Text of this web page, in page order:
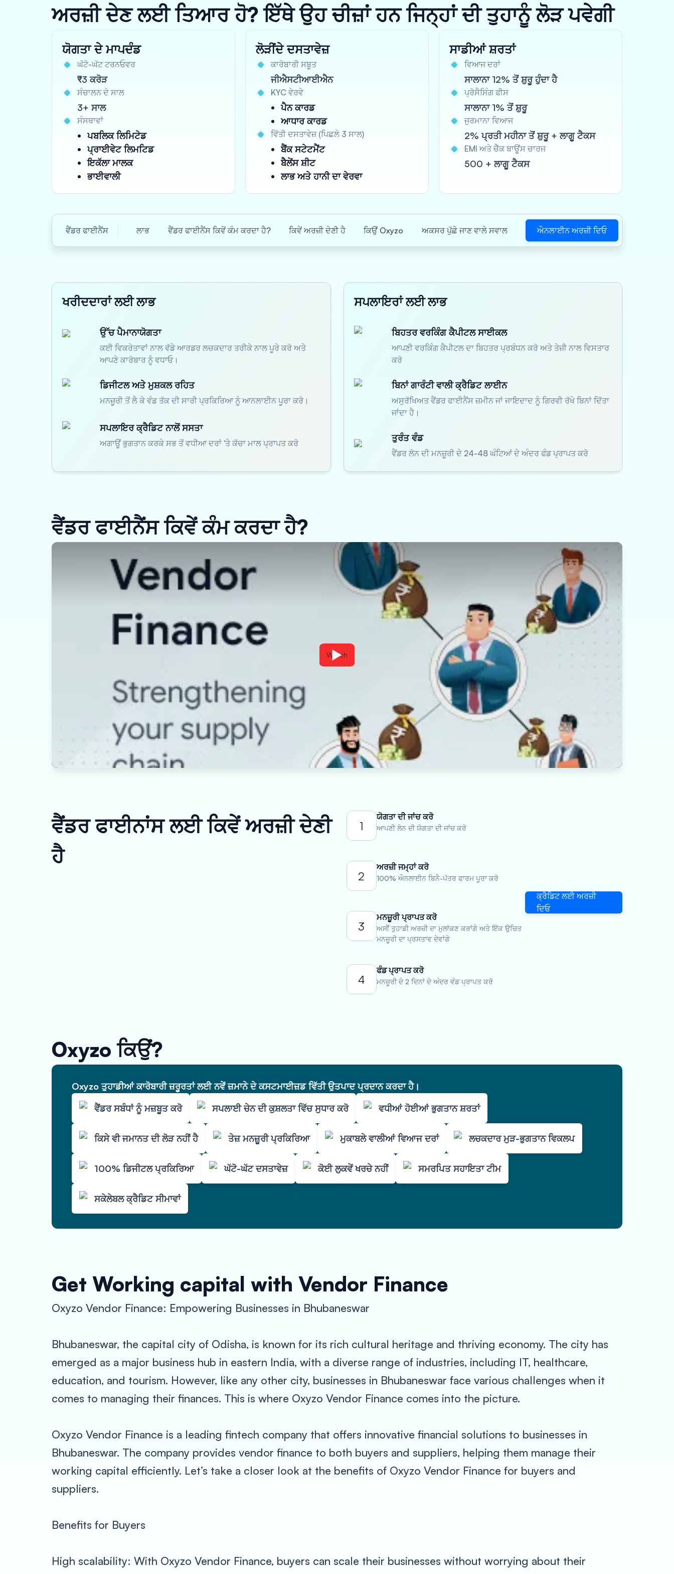
ਅਰਜ਼ੀ ਦੇਣ ਲਈ ਤਿਆਰ ਹੋ? ਇੱਥੇ ਉਹ ਚੀਜ਼ਾਂ ਹਨ ਜਿਨ੍ਹਾਂ ਦੀ ਤੁਹਾਨੂੰ ਲੋੜ ਪਵੇਗੀ
ਯੋਗਤਾ ਦੇ ਮਾਪਦੰਡ
ਘੱਟੋ-ਘੱਟ ਟਰਨਓਵਰ
₹3 ਕਰੋੜ
ਸੰਚਾਲਨ ਦੇ ਸਾਲ
3+ ਸਾਲ
ਸੰਸਥਾਵਾਂ
ਪਬਲਿਕ ਲਿਮਿਟੇਡ
ਪ੍ਰਾਈਵੇਟ ਲਿਮਟਿਡ
ਇਕੱਲਾ ਮਾਲਕ
ਭਾਈਵਾਲੀ
ਲੋੜੀਂਦੇ ਦਸਤਾਵੇਜ਼
ਕਾਰੋਬਾਰੀ ਸਬੂਤ
ਜੀਐਸਟੀਆਈਐਨ
KYC ਵੇਰਵੇ
ਪੈਨ ਕਾਰਡ
ਆਧਾਰ ਕਾਰਡ
ਵਿੱਤੀ ਦਸਤਾਵੇਜ਼ (ਪਿਛਲੇ 3 ਸਾਲ)
ਬੈਂਕ ਸਟੇਟਮੈਂਟ
ਬੈਲੇਂਸ ਸ਼ੀਟ
ਲਾਭ ਅਤੇ ਹਾਨੀ ਦਾ ਵੇਰਵਾ
ਸਾਡੀਆਂ ਸ਼ਰਤਾਂ
ਵਿਆਜ ਦਰਾਂ
ਸਾਲਾਨਾ 12% ਤੋਂ ਸ਼ੁਰੂ ਹੁੰਦਾ ਹੈ
ਪ੍ਰੋਸੈਸਿੰਗ ਫੀਸ
ਸਾਲਾਨਾ 1% ਤੋਂ ਸ਼ੁਰੂ
ਜੁਰਮਾਨਾ ਵਿਆਜ
2% ਪ੍ਰਤੀ ਮਹੀਨਾ ਤੋਂ ਸ਼ੁਰੂ + ਲਾਗੂ ਟੈਕਸ
EMI ਅਤੇ ਚੈੱਕ ਬਾਊਂਸ ਚਾਰਜ
500 + ਲਾਗੂ ਟੈਕਸ
ਵੈਂਡਰ ਫਾਈਨੈਂਸ ਲਾਭ ਵੈਂਡਰ ਫਾਈਨੈਂਸ ਕਿਵੇਂ ਕੰਮ ਕਰਦਾ ਹੈ? ਕਿਵੇਂ ਅਰਜ਼ੀ ਦੇਣੀ ਹੈ ਕਿਉਂ Oxyzo ਅਕਸਰ ਪੁੱਛੇ ਜਾਣ ਵਾਲੇ ਸਵਾਲ ਔਨਲਾਈਨ ਅਰਜ਼ੀ ਦਿਓ
ਖਰੀਦਦਾਰਾਂ ਲਈ ਲਾਭ
ਉੱਚ ਪੈਮਾਨਾਯੋਗਤਾ
ਕਈ ਵਿਕਰੇਤਾਵਾਂ ਨਾਲ ਵੱਡੇ ਆਰਡਰ ਲਚਕਦਾਰ ਤਰੀਕੇ ਨਾਲ ਪੂਰੇ ਕਰੋ ਅਤੇ
ਆਪਣੇ ਕਾਰੋਬਾਰ ਨੂੰ ਵਧਾਓ।
ਡਿਜੀਟਲ ਅਤੇ ਮੁਸ਼ਕਲ ਰਹਿਤ
ਮਨਜ਼ੂਰੀ ਤੋਂ ਲੈ ਕੇ ਵੰਡ ਤੱਕ ਦੀ ਸਾਰੀ ਪ੍ਰਕਿਰਿਆ ਨੂੰ ਆਨਲਾਈਨ ਪੂਰਾ ਕਰੋ।
ਸਪਲਾਇਰ ਕ੍ਰੈਡਿਟ ਨਾਲੋਂ ਸਸਤਾ
ਅਗਾਊਂ ਭੁਗਤਾਨ ਕਰਕੇ ਸਭ ਤੋਂ ਵਧੀਆ ਦਰਾਂ 'ਤੇ ਕੱਚਾ ਮਾਲ ਪ੍ਰਾਪਤ ਕਰੋ
ਸਪਲਾਇਰਾਂ ਲਈ ਲਾਭ
ਬਿਹਤਰ ਵਰਕਿੰਗ ਕੈਪੀਟਲ ਸਾਈਕਲ
ਆਪਣੀ ਵਰਕਿੰਗ ਕੈਪੀਟਲ ਦਾ ਬਿਹਤਰ ਪ੍ਰਬੰਧਨ ਕਰੋ ਅਤੇ ਤੇਜ਼ੀ ਨਾਲ ਵਿਸਤਾਰ
ਕਰੋ
ਬਿਨਾਂ ਗਾਰੰਟੀ ਵਾਲੀ ਕ੍ਰੈਡਿਟ ਲਾਈਨ
ਅਸੁਰੱਖਿਅਤ ਵੈਂਡਰ ਫਾਈਨੈਂਸ ਜ਼ਮੀਨ ਜਾਂ ਜਾਇਦਾਦ ਨੂੰ ਗਿਰਵੀ ਰੱਖੇ ਬਿਨਾਂ ਦਿੱਤਾ
ਜਾਂਦਾ ਹੈ।
ਤੁਰੰਤ ਵੰਡ
ਵੈਂਡਰ ਲੋਨ ਦੀ ਮਨਜ਼ੂਰੀ ਦੇ 24-48 ਘੰਟਿਆਂ ਦੇ ਅੰਦਰ ਫੰਡ ਪ੍ਰਾਪਤ ਕਰੋ
ਵੈਂਡਰ ਫਾਈਨੈਂਸ ਕਿਵੇਂ ਕੰਮ ਕਰਦਾ ਹੈ?
Watch
ਵੈਂਡਰ ਫਾਈਨਾਂਸ ਲਈ ਕਿਵੇਂ ਅਰਜ਼ੀ ਦੇਣੀ
ਹੈ
1
ਯੋਗਤਾ ਦੀ ਜਾਂਚ ਕਰੋ
ਆਪਣੀ ਲੋਨ ਦੀ ਯੋਗਤਾ ਦੀ ਜਾਂਚ ਕਰੋ
2
ਅਰਜ਼ੀ ਜਮ੍ਹਾਂ ਕਰੋ
100% ਔਨਲਾਈਨ ਬਿਨੈ-ਪੱਤਰ ਫਾਰਮ ਪੂਰਾ ਕਰੋ
3
ਮਨਜ਼ੂਰੀ ਪ੍ਰਾਪਤ ਕਰੋ
ਅਸੀਂ ਤੁਹਾਡੀ ਅਰਜ਼ੀ ਦਾ ਮੁਲਾਂਕਣ ਕਰਾਂਗੇ ਅਤੇ ਇੱਕ ਉਚਿਤ
ਮਨਜ਼ੂਰੀ ਦਾ ਪ੍ਰਸਤਾਵ ਦੇਵਾਂਗੇ
4
ਫੰਡ ਪ੍ਰਾਪਤ ਕਰੋ
ਮਨਜ਼ੂਰੀ ਦੇ 2 ਦਿਨਾਂ ਦੇ ਅੰਦਰ ਵੰਡ ਪ੍ਰਾਪਤ ਕਰੋ
ਕ੍ਰੈਡਿਟ ਲਈ ਅਰਜ਼ੀ
ਦਿਓ
Oxyzo ਕਿਉਂ?
Oxyzo ਤੁਹਾਡੀਆਂ ਕਾਰੋਬਾਰੀ ਜ਼ਰੂਰਤਾਂ ਲਈ ਨਵੇਂ ਜ਼ਮਾਨੇ ਦੇ ਕਸਟਮਾਈਜ਼ਡ ਵਿੱਤੀ ਉਤਪਾਦ ਪ੍ਰਦਾਨ ਕਰਦਾ ਹੈ।
ਵੈਂਡਰ ਸਬੰਧਾਂ ਨੂੰ ਮਜ਼ਬੂਤ ਕਰੋ
ਸਪਲਾਈ ਚੇਨ ਦੀ ਕੁਸ਼ਲਤਾ ਵਿੱਚ ਸੁਧਾਰ ਕਰੋ ਵਧੀਆਂ ਹੋਈਆਂ ਭੁਗਤਾਨ ਸ਼ਰਤਾਂ
ਕਿਸੇ ਵੀ ਜਮਾਨਤ ਦੀ ਲੋੜ ਨਹੀਂ ਹੈ ਤੇਜ਼ ਮਨਜ਼ੂਰੀ ਪ੍ਰਕਿਰਿਆ ਮੁਕਾਬਲੇ ਵਾਲੀਆਂ ਵਿਆਜ ਦਰਾਂ ਲਚਕਦਾਰ ਮੁੜ-ਭੁਗਤਾਨ ਵਿਕਲਪ
100% ਡਿਜੀਟਲ ਪ੍ਰਕਿਰਿਆ ਘੱਟੋ-ਘੱਟ ਦਸਤਾਵੇਜ਼ ਕੋਈ ਲੁਕਵੇਂ ਖਰਚੇ ਨਹੀਂ ਸਮਰਪਿਤ ਸਹਾਇਤਾ ਟੀਮ
ਸਕੇਲੇਬਲ ਕ੍ਰੈਡਿਟ ਸੀਮਾਵਾਂ
Get Working capital with Vendor Finance
Oxyzo Vendor Finance: Empowering Businesses in Bhubaneswar
Bhubaneswar, the capital city of Odisha, is known for its rich cultural heritage and thriving economy. The city has
emerged as a major business hub in eastern India, with a diverse range of industries, including IT, healthcare,
education, and tourism. However, like any other city, businesses in Bhubaneswar face various challenges when it
comes to managing their finances. This is where Oxyzo Vendor Finance comes into the picture.
Oxyzo Vendor Finance is a leading fintech company that offers innovative financial solutions to businesses in
Bhubaneswar. The company provides vendor finance to both buyers and suppliers, helping them manage their
working capital efficiently. Let’s take a closer look at the benefits of Oxyzo Vendor Finance for buyers and
suppliers.
Benefits for Buyers
High scalability: With Oxyzo Vendor Finance, buyers can scale their businesses without worrying about their